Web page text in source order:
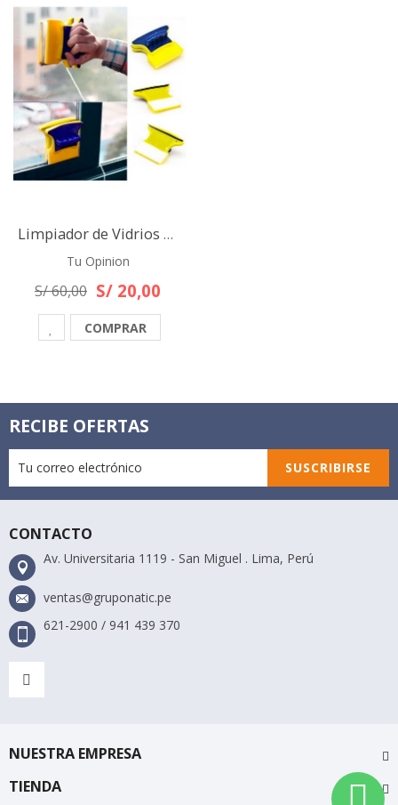
Limpiador de Vidrios Magnético doble cara
Tu Opinion
S/ 20,00
S/ 60,00
COMPRAR
RECIBE OFERTAS
SUSCRIBIRSE
CONTACTO
Av. Universitaria 1119 - San Miguel . Lima, Perú
ventas@gruponatic.pe
621-2900 / 941 439 370
NUESTRA EMPRESA
TIENDA